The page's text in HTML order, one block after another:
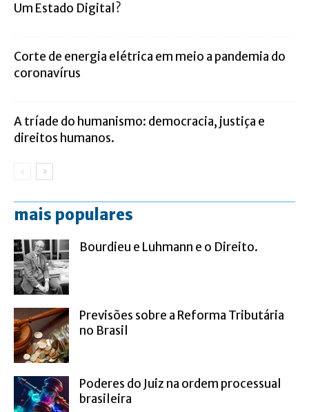
Um Estado Digital?
Corte de energia elétrica em meio a pandemia do
coronavírus
A tríade do humanismo: democracia, justiça e
direitos humanos.
mais populares
Bourdieu e Luhmann e o Direito.
Previsões sobre a Reforma Tributária
no Brasil
Poderes do Juiz na ordem processual
brasileira